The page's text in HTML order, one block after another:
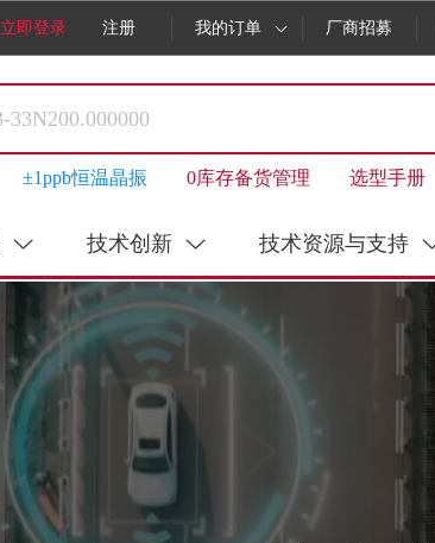
立即登录 注册 我的订单 厂商招募
±1ppb恒温晶振 0库存备货管理 选型手册
技术创新 技术资源与支持